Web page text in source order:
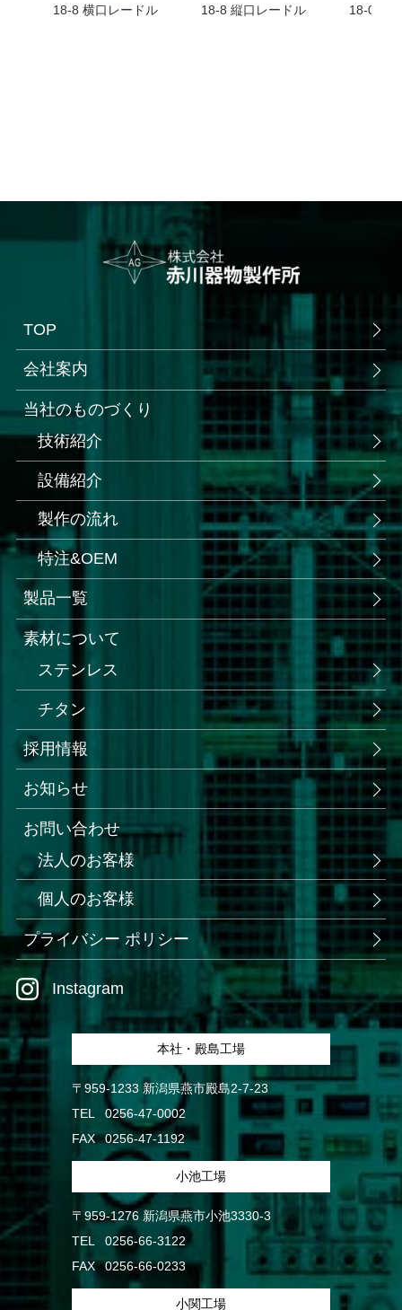
18-8 横口レードル 18-8 縦口レードル 18-0 お
TOP
会社案内
当社のものづくり
技術紹介
設備紹介
製作の流れ
特注&OEM
Instagram
製品一覧
素材について
ステンレス
チタン
採用情報
お知らせ
お問い合わせ
法人のお客様
個人のお客様
プライバシー ポリシー
本社・殿島工場
〒959-1233 新潟県燕市殿島2-7-23
TEL
0256-47-0002
FAX
0256-47-1192
小池工場
〒959-1276 新潟県燕市小池3330-3
TEL
0256-66-3122
FAX
0256-66-0233
小関工場